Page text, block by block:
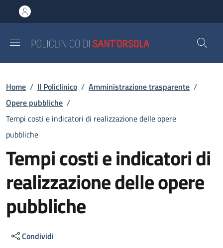
al contenuto principale
to footer content
Briciole di pane
Home / Il Policlinico / Amministrazione trasparente /
Opere pubbliche /
Tempi costi e indicatori di realizzazione delle opere
pubbliche
Tempi costi e indicatori di
realizzazione delle opere
pubbliche
Condividi